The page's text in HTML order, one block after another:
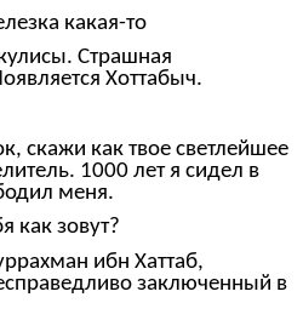
какая-то
Страшная
Хоттабыч.
скажи как твое светлейшее
1000 лет я сидел в
меня.
как зовут?
ибн Хаттаб,
заключенный в